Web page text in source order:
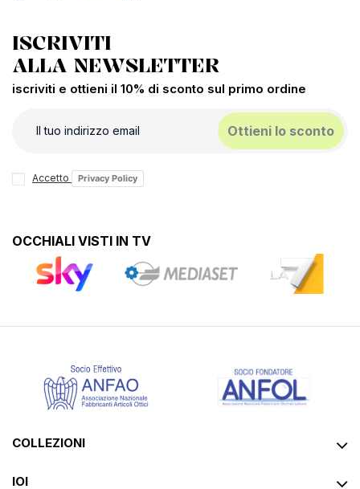
ISCRIVITI
ALLA NEWSLETTER
iscriviti e ottieni il 10% di sconto sul primo ordine
Ottieni lo sconto
Accetto Privacy Policy
OCCHIALI VISTI IN TV
COLLEZIONI
IOI